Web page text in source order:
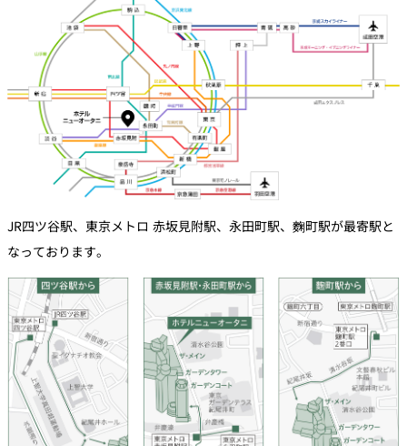
JR四ツ谷駅、東京メトロ 赤坂見附駅、永田町駅、麴町駅が最寄駅と
なっております。